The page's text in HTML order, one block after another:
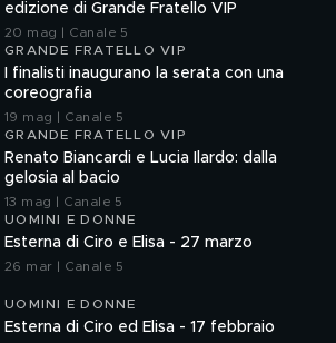
edizione di Grande Fratello VIP
20 mag | Canale 5
GRANDE FRATELLO VIP
I finalisti inaugurano la serata con una
coreografia
19 mag | Canale 5
GRANDE FRATELLO VIP
Renato Biancardi e Lucia Ilardo: dalla
gelosia al bacio
13 mag | Canale 5
UOMINI E DONNE
Esterna di Ciro e Elisa - 27 marzo
26 mar | Canale 5
UOMINI E DONNE
Esterna di Ciro ed Elisa - 17 febbraio